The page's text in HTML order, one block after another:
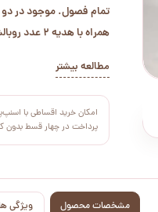
تمام فصول. موجود در دو
همراه با هدیه 2 عدد روبالشتی از ...
مطالعه بیشتر
امکان خرید اقساطی با
پرداخت در چهار قسط بدون
مشخصات محصول ویژگی